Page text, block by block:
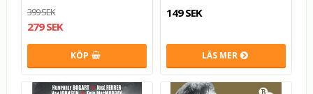
399 SEK
279 SEK
KÖP
149 SEK
LÄS MER